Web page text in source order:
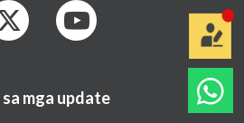
mga update